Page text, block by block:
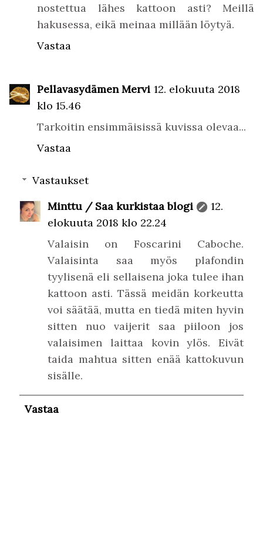
nostettua lähes kattoon asti? Meillä
hakusessa, eikä meinaa millään löytyä.
Vastaa
Pellavasydämen Mervi 12. elokuuta 2018
klo 15.46
Tarkoitin ensimmäisissä kuvissa olevaa...
Vastaa
Vastaukset
Minttu / Saa kurkistaa blogi
12.
elokuuta 2018 klo 22.24
Valaisin on Foscarini Caboche.
Valaisinta saa myös plafondin
tyylisenä eli sellaisena joka tulee ihan
kattoon asti. Tässä meidän korkeutta
voi säätää, mutta en tiedä miten hyvin
sitten nuo vaijerit saa piiloon jos
valaisimen laittaa kovin ylös. Eivät
taida mahtua sitten enää kattokuvun
sisälle.
Vastaa